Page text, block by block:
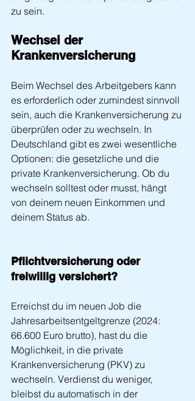
zu sein.
Wechsel der
Krankenversicherung
Beim Wechsel des Arbeitgebers kann
es erforderlich oder zumindest sinnvoll
sein, auch die Krankenversicherung zu
überprüfen oder zu wechseln. In
Deutschland gibt es zwei wesentliche
Optionen: die gesetzliche und die
private Krankenversicherung. Ob du
wechseln solltest oder musst, hängt
von deinem neuen Einkommen und
deinem Status ab.
Pflichtversicherung oder
freiwillig versichert?
Erreichst du im neuen Job die
Jahresarbeitsentgeltgrenze (2024:
66.600 Euro brutto), hast du die
Möglichkeit, in die private
Krankenversicherung (PKV) zu
wechseln. Verdienst du weniger,
bleibst du automatisch in der